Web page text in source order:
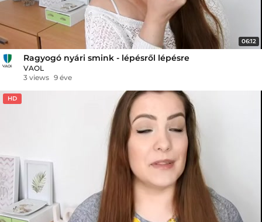
06:12
Ragyogó nyári smink - lépésről lépésre
VAOL
3 views 9 éve
HD